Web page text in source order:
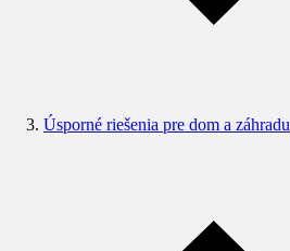
Úsporné riešenia pre dom a záhradu